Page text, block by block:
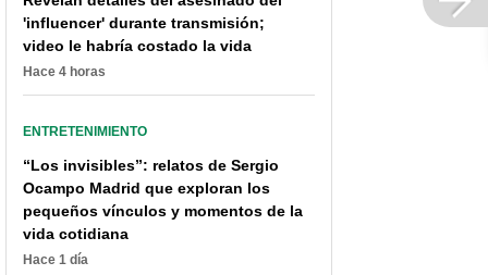
'influencer' durante transmisión;
video le habría costado la vida
Hace 4 horas
ENTRETENIMIENTO
“Los invisibles”: relatos de Sergio
Ocampo Madrid que exploran los
pequeños vínculos y momentos de la
vida cotidiana
Hace 1 día